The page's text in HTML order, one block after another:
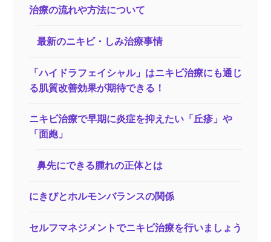
治療の流れや方法について
最新のニキビ・しみ治療事情
「ハイドラフェイシャル」はニキビ治療にも通じ
る肌質改善効果が期待できる！
ニキビ治療で早期に炎症を抑えたい「丘疹」や
「面皰」
鼻先にできる腫れの正体とは
にきびとホルモンバランスの関係
セルフマネジメントでニキビ治療を行いましょう